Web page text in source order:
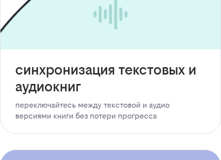
синхронизация текстовых и
аудиокниг
переключайтесь между текстовой и аудио
версиями книги без потери прогресса